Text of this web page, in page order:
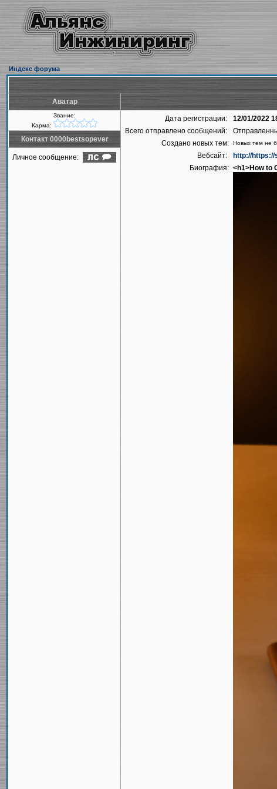
Индекс форума
Аватар
Звание:
Карма:
Дата регистрации:
12/01/2022
Всего отправлено сообщений:
Создано новых тем:
Новых тем не
Вебсайт:
http://
Биография: <h1>How to
Контакт 0000bestsopever
Личное сообщение: